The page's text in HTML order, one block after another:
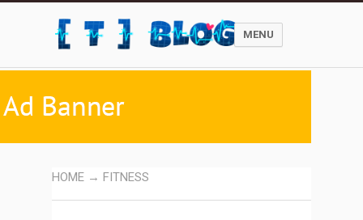
MENU
HOME → FITNESS